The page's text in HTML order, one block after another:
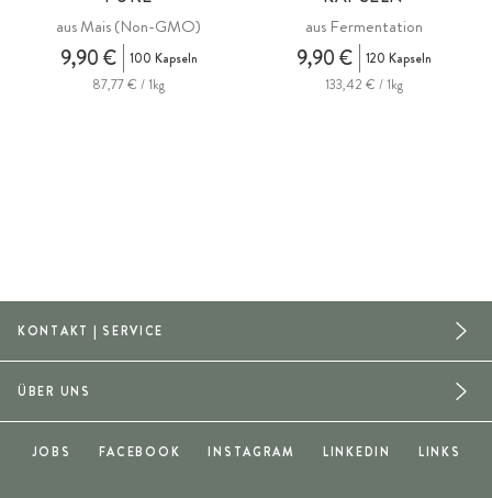
aus Mais (Non-GMO)
9,90 €
100 Kapseln
87,77 € / 1kg
aus Fermentation
9,90 €
120 Kapseln
133,42 € / 1kg
KONTAKT | SERVICE
ÜBER UNS
JOBS FACEBOOK INSTAGRAM LINKEDIN LINKS